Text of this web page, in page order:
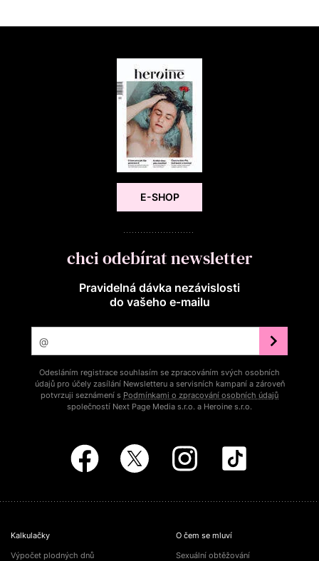
E-SHOP
chci odebírat newsletter
Pravidelná dávka nezávislosti
do vašeho e‑mailu
Odesláním registrace souhlasím se zpracováním svých osobních
údajů pro účely zasílání Newsletteru a servisních kampaní a zároveň
potvrzuji seznámení s Podmínkami o zpracování osobních údajů
společností Next Page Media s.r.o. a Heroine s.r.o.
Kalkulačky
Výpočet plodných dnů
O čem se mluví
Sexuální obtěžování